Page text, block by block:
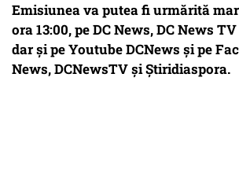
Emisiunea va putea fi urmărită
ora 13:00, pe DC News, DC News
dar și pe Youtube DCNews și pe
News, DCNewsTV și Știridiaspora.